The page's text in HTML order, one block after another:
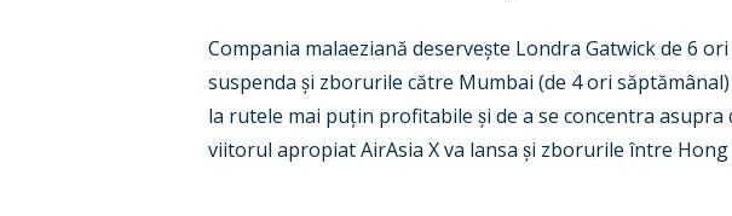
Compania malaeziană deservește Londra Gatwick de 6
suspenda și zborurile către Mumbai (de 4 ori săptămânal)
la rutele mai puțin profitabile și de a se concentra asupra
viitorul apropiat AirAsia X va lansa și zborurile între